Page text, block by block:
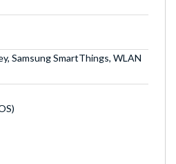
Samsung SmartThings, WLAN